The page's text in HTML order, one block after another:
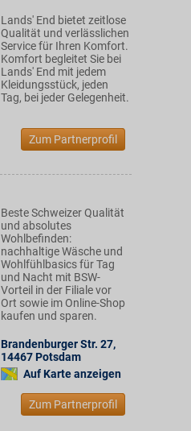
Lands' End bietet zeitlose
Qualität und verlässlichen
Service für Ihren Komfort.
Komfort begleitet Sie bei
Lands' End mit jedem
Kleidungsstück, jeden
Tag, bei jeder Gelegenheit.
Zum Partnerprofil
Beste Schweizer Qualität
und absolutes
Wohlbefinden:
nachhaltige Wäsche und
Wohlfühlbasics für Tag
und Nacht mit BSW-
Vorteil in der Filiale vor
Ort sowie im Online-Shop
kaufen und sparen.
Brandenburger Str. 27,
14467 Potsdam
Auf Karte anzeigen
Zum Partnerprofil